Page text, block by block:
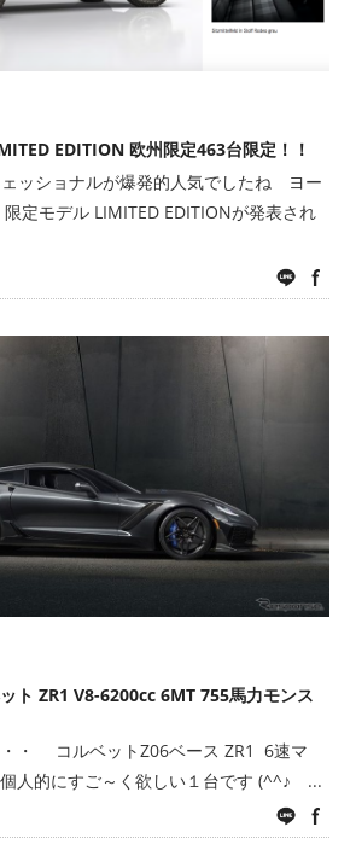
EDITION 欧州限定463台限定！！
ッショナルが爆発的人気でしたね ヨー
定モデル LIMITED EDITIONが発表され
LINE
ト ZR1 V8-6200cc 6MT 755馬力モンス
・ コルベットZ06ベース ZR1 6速マ
人的にすご～く欲しい１台です (^^♪ ...
LINE